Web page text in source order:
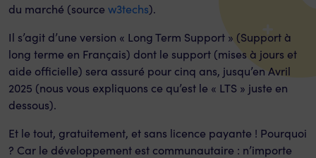
du marché (source w3techs).
Il s’agit d’une version « Long Term Support » (Support à
long terme en Français) dont le support (mises à jours et
aide officielle) sera assuré pour cinq ans, jusqu’en Avril
2025 (nous vous expliquons ce qu’est le « LTS » juste en
dessous).
Et le tout, gratuitement, et sans licence payante ! Pourquoi
? Car le développement est communautaire : n’importe